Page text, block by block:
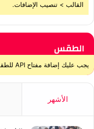
القالب > تنصيب الإضافات.
الطقس
يجب عليك إضافة مفتاح API للطقس من خلال صفحة إعدادات القالب > الدمج
الأشهر